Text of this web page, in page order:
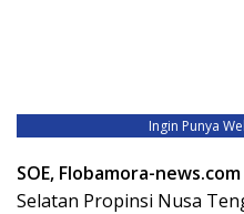
Ingin Punya
SOE, Flobamora-news.com
Selatan Propinsi Nusa